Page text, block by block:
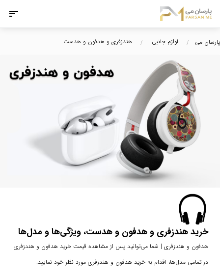
پارسان می لوازم جانبی هندزفری و هدفون و هدست
خرید هندزفری و هدفون و هدست، ویژگی‌ها و مدل‌ها
هدفون و هندزفری | شما می‌توانید پس از مشاهده قیمت خرید هدفون و هندزفری
در تمامی مدل‌ها، اقدام به خرید هدفون و هندزفری مورد نظر خود نمایید.